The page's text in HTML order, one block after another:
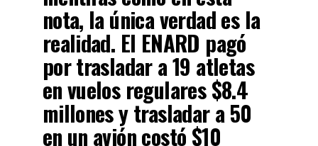
nota, la única verdad es la
realidad. El ENARD pagó
por trasladar a 19 atletas
en vuelos regulares $8.4
millones y trasladar a 50
en un avión costó $10